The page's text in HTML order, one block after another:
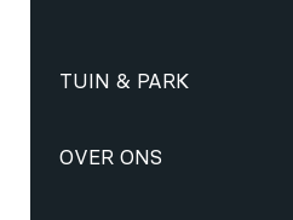
TUIN & PARK
OVER ONS